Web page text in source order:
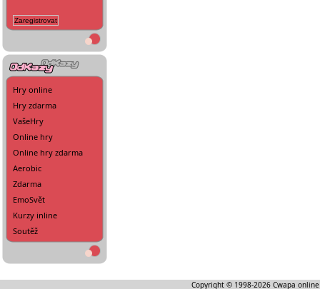
Hry online
Hry zdarma
VašeHry
Online hry
Online hry zdarma
Aerobic
Zdarma
EmoSvět
Kurzy inline
Soutěž
Copyright © 1998-2026 Cwapa